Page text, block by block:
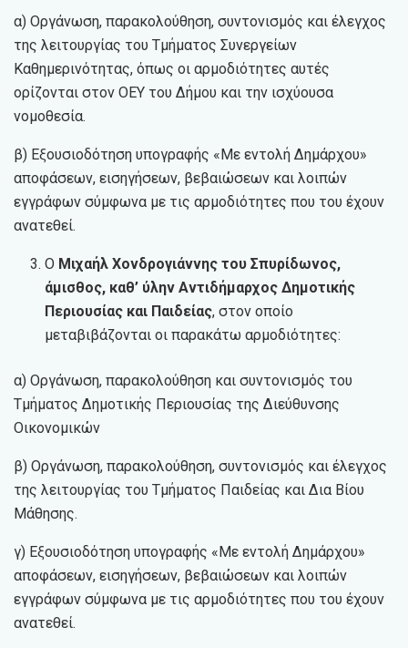
α) Οργάνωση, παρακολούθηση, συντονισμός και έλεγχος
της λειτουργίας του Τμήματος Συνεργείων
Καθημερινότητας, όπως οι αρμοδιότητες αυτές
ορίζονται στον ΟΕΥ του Δήμου και την ισχύουσα
νομοθεσία.
β) Εξουσιοδότηση υπογραφής «Με εντολή Δημάρχου»
αποφάσεων, εισηγήσεων, βεβαιώσεων και λοιπών
εγγράφων σύμφωνα με τις αρμοδιότητες που του έχουν
ανατεθεί.
Ο Μιχαήλ Χονδρογιάννης του Σπυρίδωνος,
άμισθος, καθ’ ύλην Αντιδήμαρχος Δημοτικής
Περιουσίας και Παιδείας, στον οποίο
μεταβιβάζονται οι παρακάτω αρμοδιότητες:
α) Οργάνωση, παρακολούθηση και συντονισμός του
Τμήματος Δημοτικής Περιουσίας της Διεύθυνσης
Οικονομικών
β) Οργάνωση, παρακολούθηση, συντονισμός και έλεγχος
της λειτουργίας του Τμήματος Παιδείας και Δια Βίου
Μάθησης.
γ) Εξουσιοδότηση υπογραφής «Με εντολή Δημάρχου»
αποφάσεων, εισηγήσεων, βεβαιώσεων και λοιπών
εγγράφων σύμφωνα με τις αρμοδιότητες που του έχουν
ανατεθεί.